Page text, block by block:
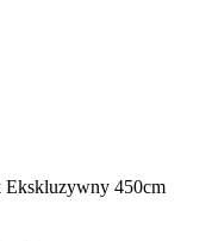
Ekskluzywny 450cm